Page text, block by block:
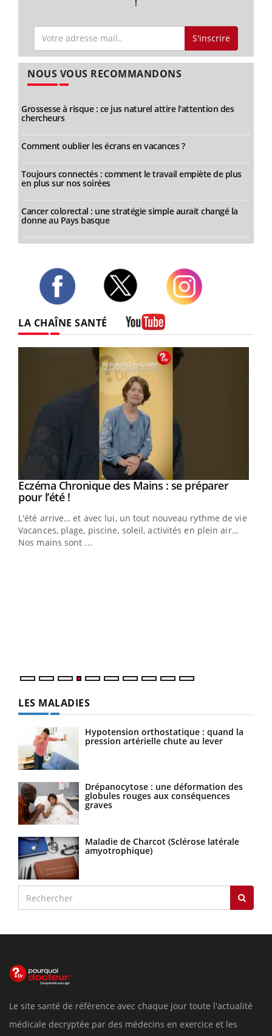
!
S'inscrire
NOUS VOUS RECOMMANDONS
Grossesse à risque : ce jus naturel attire l'attention des
chercheurs
Comment oublier les écrans en vacances ?
Toujours connectés : comment le travail empiète de plus
en plus sur nos soirées
Cancer colorectal : une stratégie simple aurait changé la
donne au Pays basque
LA CHAÎNE SANTÉ
Youtube
Eczéma Chronique des Mains : se préparer
pour l’été !Youtube
L'été arrive… et avec lui, un tout nouveau rythme de vie !
Vacances, plage, piscine, soleil, activités en plein air…
Nos mains sont ...
LES MALADIES
Hypotension orthostatique : quand la
pression artérielle chute au lever
Drépanocytose : une déformation des
globules rouges aux conséquences
graves
Maladie de Charcot (Sclérose latérale
amyotrophique)
Le site santé de référence avec chaque jour toute l'actualité
médicale decryptée par des médecins en exercice et les